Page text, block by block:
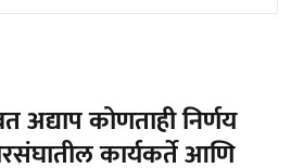
अद्याप कोणताही निर्णय
कार्यकर्ते आणि